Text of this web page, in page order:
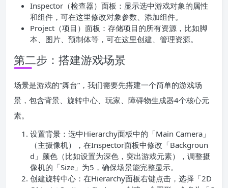
Inspector（检查器）面板：显示选中游戏对象的属性
和组件，可在这里修改对象参数、添加组件。
Project（项目）面板：存储项目的所有资源，比如脚
本、图片、预制体等，可在这里创建、管理资源。
第二步：搭建游戏场景
场景是游戏的“舞台”，我们需要先搭建一个简单的游戏场
景，包含背景、旋转中心、玩家、障碍物生成器4个核心元
素。
设置背景：选中Hierarchy面板中的「Main Camera」
（主摄像机），在Inspector面板中修改「Backgroun
d」颜色（比如设置为深色，突出游戏元素），调整摄
像机的「Size」为5，确保场景能完整显示。
创建旋转中心：在Hierarchy面板右键点击，选择「2D